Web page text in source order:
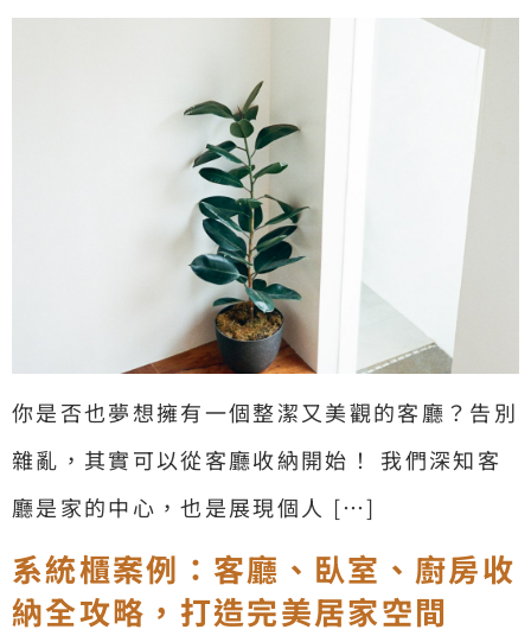
你是否也夢想擁有一個整潔又美觀的客廳？告別
雜亂，其實可以從客廳收納開始！ 我們深知客
廳是家的中心，也是展現個人 […]
系統櫃案例：客廳、臥室、廚房收
納全攻略，打造完美居家空間